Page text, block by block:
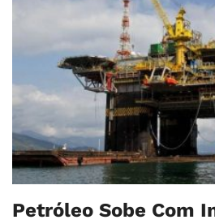
Petróleo Sobe Com